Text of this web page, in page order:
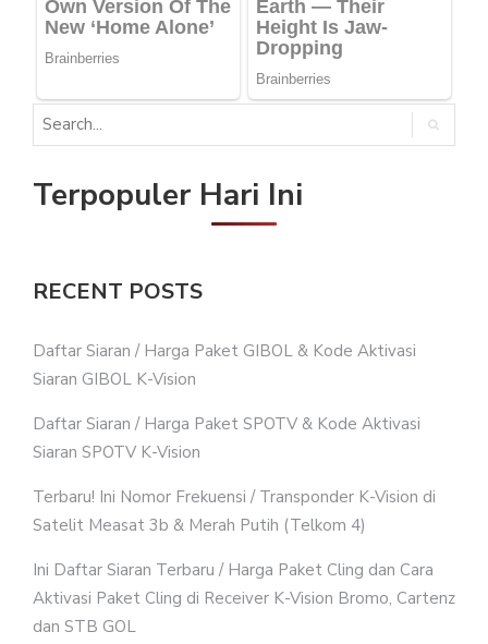
Terpopuler Hari Ini
RECENT POSTS
Daftar Siaran / Harga Paket GIBOL & Kode Aktivasi
Siaran GIBOL K-Vision
Daftar Siaran / Harga Paket SPOTV & Kode Aktivasi
Siaran SPOTV K-Vision
Terbaru! Ini Nomor Frekuensi / Transponder K-Vision di
Satelit Measat 3b & Merah Putih (Telkom 4)
Ini Daftar Siaran Terbaru / Harga Paket Cling dan Cara
Aktivasi Paket Cling di Receiver K-Vision Bromo, Cartenz
dan STB GOL